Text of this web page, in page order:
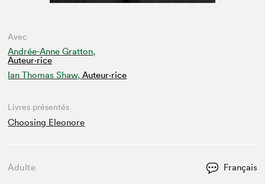
Avec
Andrée-Anne Gratton,
Auteur·rice
Ian Thomas Shaw, Auteur·rice
Livres présentés
Choosing Eleonore
Adulte Français